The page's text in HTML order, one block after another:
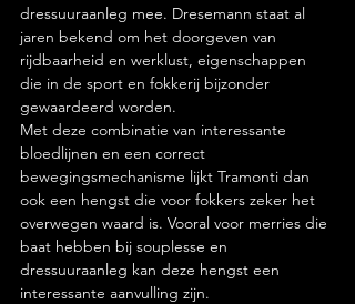
dressuuraanleg mee. Dresemann staat al
jaren bekend om het doorgeven van
rijdbaarheid en werklust, eigenschappen
die in de sport en fokkerij bijzonder
gewaardeerd worden.
Met deze combinatie van interessante
bloedlijnen en een correct
bewegingsmechanisme lijkt Tramonti dan
ook een hengst die voor fokkers zeker het
overwegen waard is. Vooral voor merries die
baat hebben bij souplesse en
dressuuraanleg kan deze hengst een
interessante aanvulling zijn.